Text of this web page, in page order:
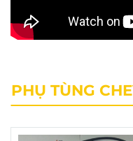
PHỤ TÙNG